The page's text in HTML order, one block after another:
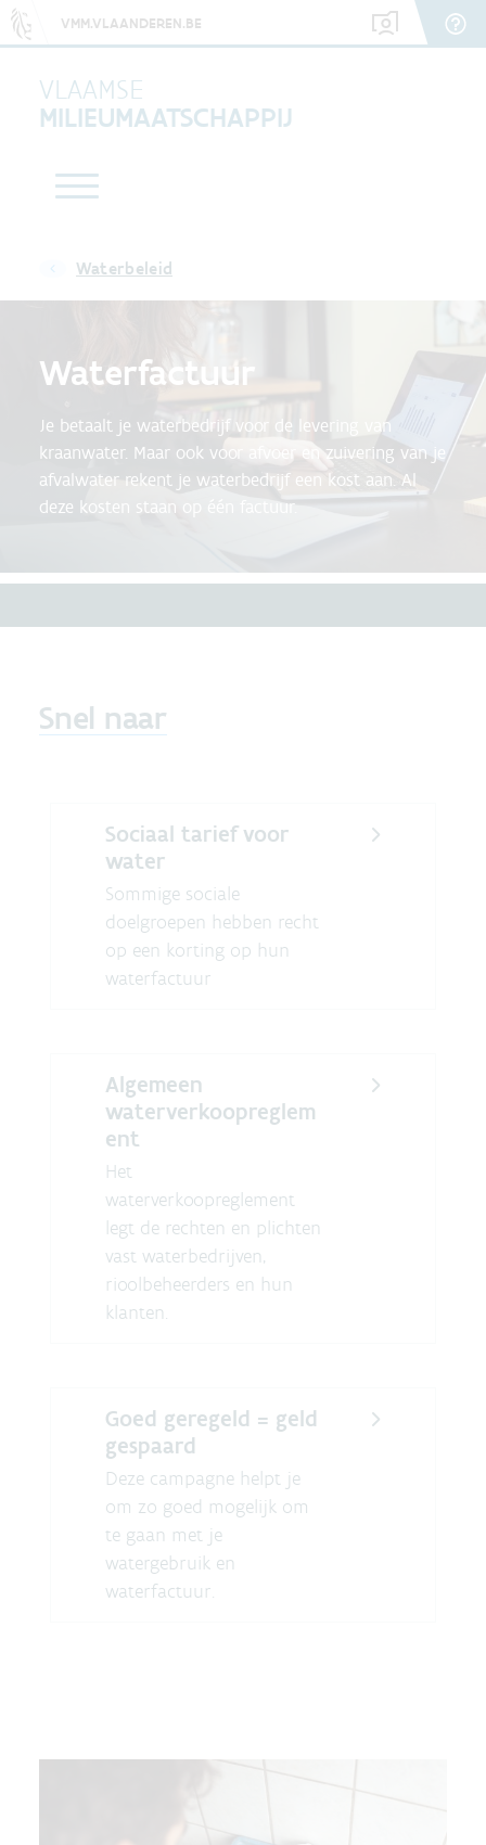
VMM.VLAANDEREN.BE
VLAAMSE
MILIEUMAATSCHAPPIJ
Waterbeleid
Waterfactuur
Je betaalt je waterbedrijf voor de levering van
kraanwater. Maar ook voor afvoer en zuivering van je
afvalwater rekent je waterbedrijf een kost aan. Al
deze kosten staan op één factuur.
Snel naar
Sociaal tarief voor
water
Sommige sociale
doelgroepen hebben recht
op een korting op hun
waterfactuur
Algemeen
waterverkoopreglem
ent
Het
waterverkoopreglement
legt de rechten en plichten
vast waterbedrijven,
rioolbeheerders en hun
klanten.
Goed geregeld = geld
gespaard
Deze campagne helpt je
om zo goed mogelijk om
te gaan met je
watergebruik en
waterfactuur.